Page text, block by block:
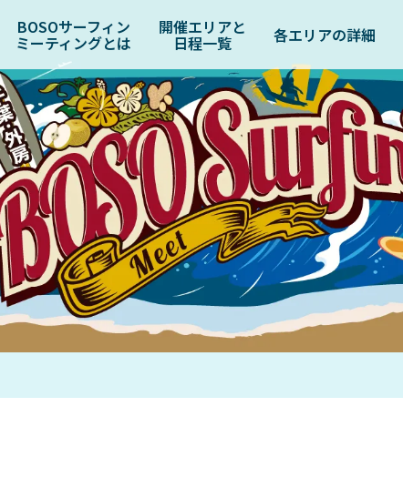
BOSOサーフィン
ミーティングとは
開催エリアと
日程一覧 各エリアの詳細